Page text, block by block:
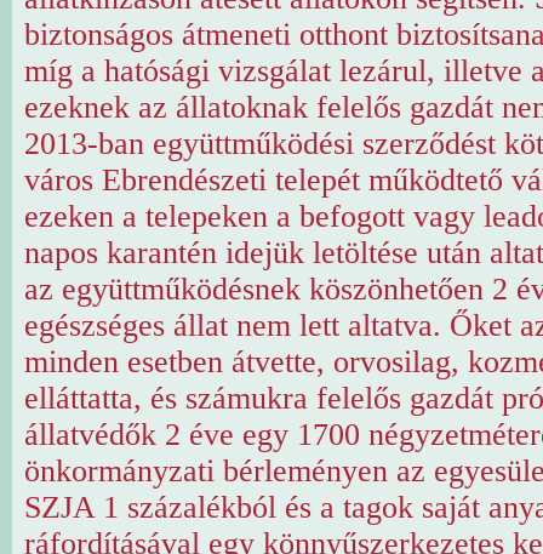
biztonságos átmeneti otthont
míg a hatósági vizsgálat lezárul, illetve
ezeknek az állatoknak felelős gazdát
2013-ban együttműködési szerződést
város Ebrendészeti telepét működtető
ezeken a telepeken a befogott vagy
napos karantén idejük letöltése után
az együttműködésnek köszönhetően 2
egészséges állat nem lett altatva. Őket
minden esetben átvette, orvosilag,
elláttatta, és számukra felelős gazdát
állatvédők 2 éve egy 1700
önkormányzati bérleményen az
SZJA 1 százalékból és a tagok saját
ráfordításával egy könnyűszerkezetes